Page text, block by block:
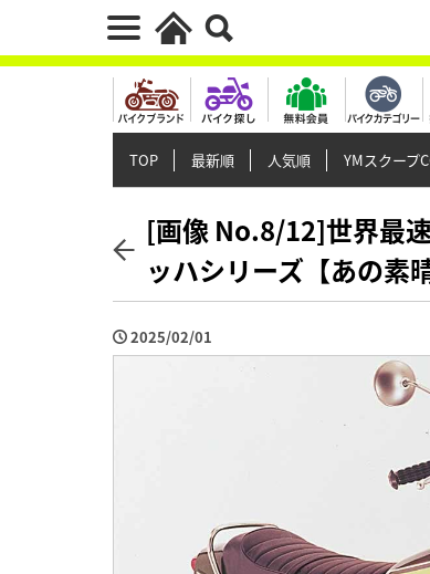
TOP 最新順 人気順 YMスクープ
[画像 No.8/12]世界最
ッハシリーズ【あの素
2025/02/01